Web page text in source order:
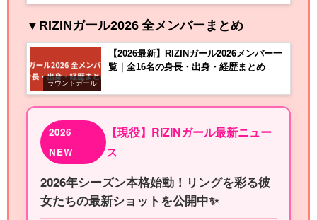
▼RIZINガール2026 全メンバーまとめ
ラウンドガール
【2026最新】RIZINガール2026メンバー一
覧｜全16名の身長・出身・経歴まとめ
2026
NEW
【現役】RIZINガール最新ニュー
ス
2026年シーズン本格始動！リングを彩る彼
女たちの最新ショットを公開中✨